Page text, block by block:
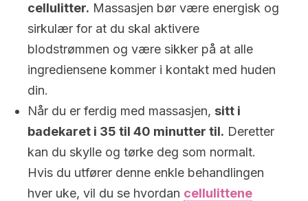
cellulitter. Massasjen bør være energisk og
sirkulær for at du skal aktivere
blodstrømmen og være sikker på at alle
ingrediensene kommer i kontakt med huden
din.
Når du er ferdig med massasjen, sitt i
badekaret i 35 til 40 minutter til. Deretter
kan du skylle og tørke deg som normalt.
Hvis du utfører denne enkle behandlingen
hver uke, vil du se hvordan cellulittene